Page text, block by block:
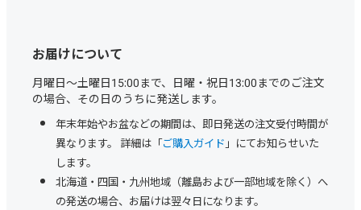
お届けについて
月曜日～土曜日15:00まで、日曜・祝日13:00までのご注文
の場合、その日のうちに発送します。
年末年始やお盆などの期間は、即日発送の注文受付時間が
異なります。 詳細は「ご購入ガイド 」にてお知らせいた
します。
北海道・四国・九州地域（離島および一部地域を除く）へ
の発送の場合、お届けは翌々日になります。